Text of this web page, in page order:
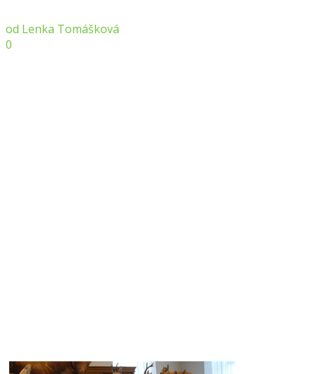
od Lenka Tomášková
0